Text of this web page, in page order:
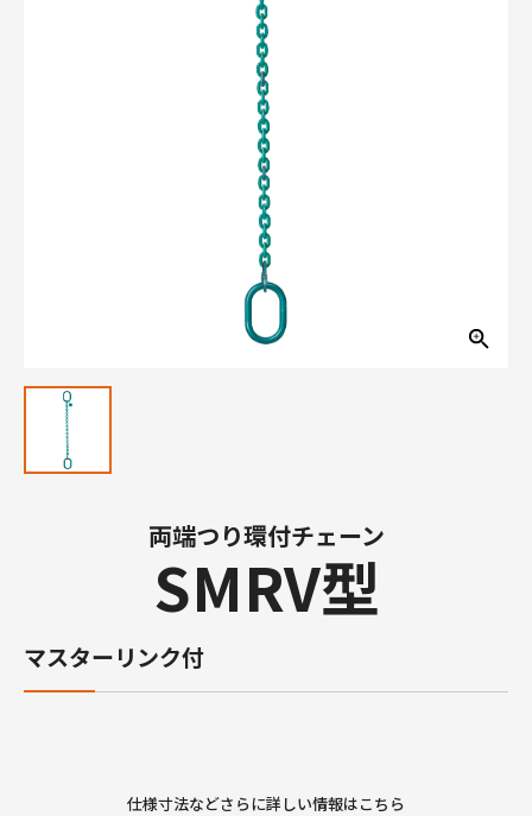
両端つり環付チェーン
SMRV型
マスターリンク付
仕様寸法などさらに詳しい情報はこちら